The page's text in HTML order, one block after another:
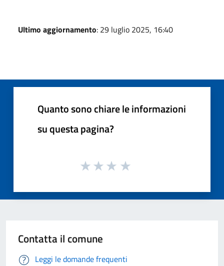
Ultimo aggiornamento: 29 luglio 2025, 16:40
Quanto sono chiare le informazioni
su questa pagina?
Contatta il comune
Leggi le domande frequenti